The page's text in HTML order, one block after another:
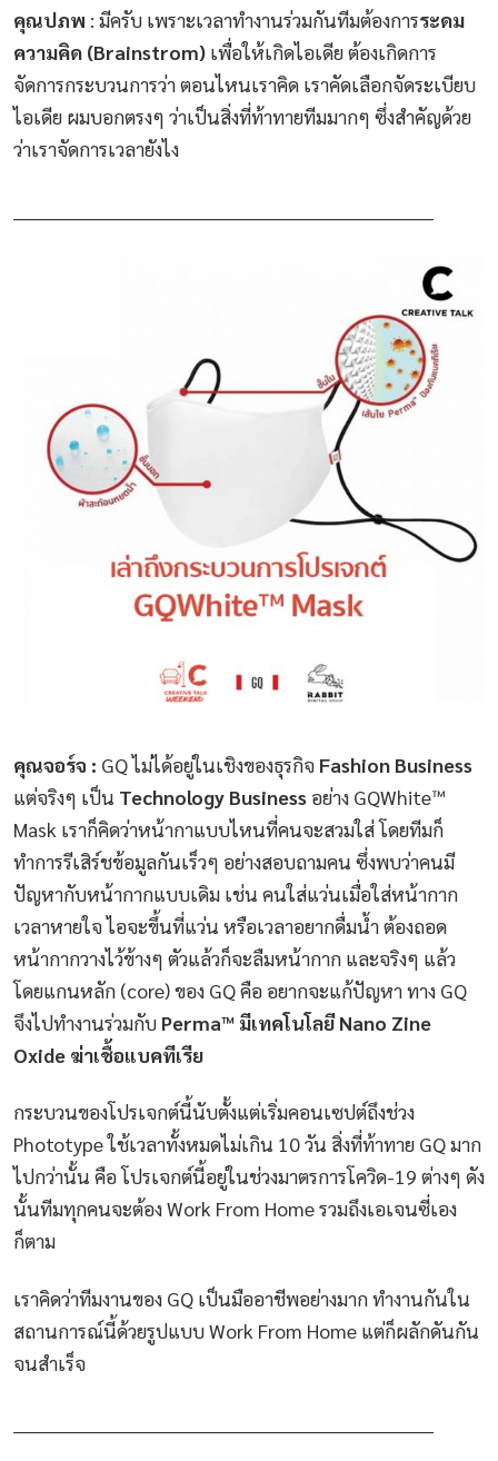
คุณปภพ : มีครับ เพราะเวลาทำงานร่วมกันทีมต้องการระดม
ความคิด (Brainstrom) เพื่อให้เกิดไอเดีย ต้องเกิดการ
จัดการกระบวนการว่า ตอนไหนเราคิด เราคัดเลือกจัดระเบียบ
ไอเดีย ผมบอกตรงๆ ว่าเป็นสิ่งที่ท้าทายทีมมากๆ ซึ่งสำคัญด้วย
ว่าเราจัดการเวลายังไง
คุณจอร์จ : GQ ไม่ได้อยู่ในเชิงของธุรกิจ Fashion Business
แต่จริงๆ เป็น Technology Businessอย่าง GQWhite™
Mask เราก็คิดว่าหน้ากาแบบไหนที่คนจะสวมใส่ โดยทีมก็
ทำการรีเสิร์ชข้อมูลกันเร็วๆ อย่างสอบถามคน ซึ่งพบว่าคนมี
ปัญหากับหน้ากากแบบเดิม เช่น คนใส่แว่นเมื่อใส่หน้ากาก
เวลาหายใจ ไอจะขึ้นที่แว่น หรือเวลาอยากดื่มน้ำ ต้องถอด
หน้ากากวางไว้ข้างๆ ตัวแล้วก็จะลืมหน้ากาก และจริงๆ แล้ว
โดยแกนหลัก (core) ของ GQ คือ อยากจะแก้ปัญหา ทาง GQ
จึงไปทำงานร่วมกับ Perma™ มีเทคโนโลยี Nano Zine
Oxide ฆ่าเชื้อแบคทีเรีย
กระบวนของโปรเจกต์นี้นับตั้งแต่เริ่มคอนเซปต์ถึงช่วง
Phototype ใช้เวลาทั้งหมดไม่เกิน 10 วัน สิ่งที่ท้าทาย GQ มาก
ไปกว่านั้น คือ โปรเจกต์นี้อยู่ในช่วงมาตรการโควิด-19 ต่างๆ ดัง
นั้นทีมทุกคนจะต้อง Work From Home รวมถึงเอเจนซี่เอง
ก็ตาม
เราคิดว่าทีมงานของ GQ เป็นมืออาชีพอย่างมาก ทำงานกันใน
สถานการณ์นี้ด้วยรูปแบบ Work From Home แต่ก็ผลักดันกัน
จนสำเร็จ